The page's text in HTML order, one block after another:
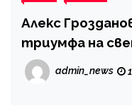
Алекс
триумфа на
сцена
admin_news